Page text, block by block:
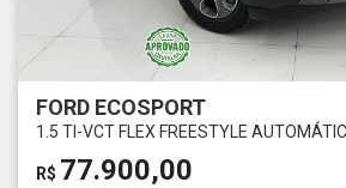
FORD ECOSPORT
1.5 TI-VCT FLEX FREESTYLE
R$ 77.900,00